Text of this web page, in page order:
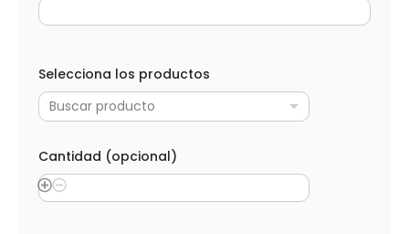
Selecciona los productos
Buscar producto
Cantidad (opcional)